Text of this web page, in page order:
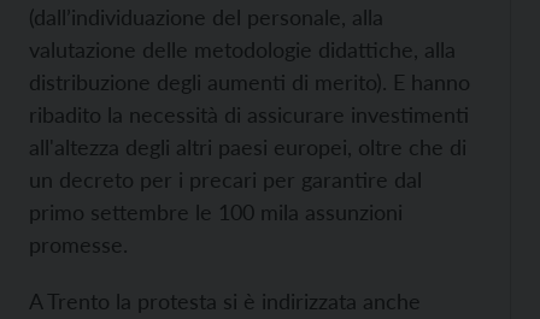
(dall’individuazione del personale, alla
valutazione delle metodologie didattiche, alla
distribuzione degli aumenti di merito). E hanno
ribadito la necessità di assicurare investimenti
all'altezza degli altri paesi europei, oltre che di
un decreto per i precari per garantire dal
primo settembre le 100 mila assunzioni
promesse.
A Trento la protesta si è indirizzata anche